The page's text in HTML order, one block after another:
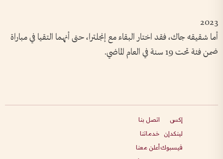
2023
أما شقيقه جاك، فقد اختار البقاء مع إنجلترا، حتى أنهما التقيا في مباراة
ضمن فئة تحت 19 سنة في العام الماضي.
إكس
لينكدإن
فيسبوك
اتصل بنا
خدماتنا
أعلن معنا